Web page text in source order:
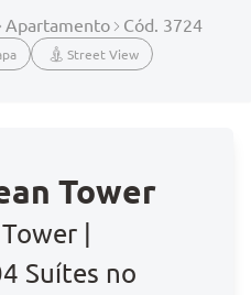
Apartamento Cód. 3724
Street View
Tower
|
Suítes no